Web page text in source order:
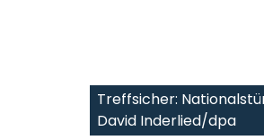
Treffsicher:
David Inderlied/dpa